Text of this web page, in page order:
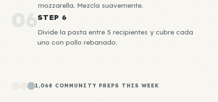
mozzarella. Mezcla suavemente.
06STEP 6
Divide la pasta entre 5 recipientes y cubre cada
uno con pollo rebanado.
1,068 COMMUNITY PREPS THIS WEEK